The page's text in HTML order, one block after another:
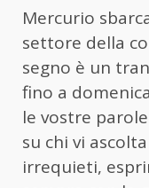
Mercurio
settore della
segno è un
fino a
le vostre
su chi vi
irrequieti,